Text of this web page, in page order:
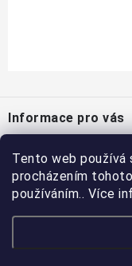
Tento web používá
procházením
používáním.. Více
pInformace pro vás
Obchodní podmínky
Podmínky ochrany
Blog
Jak zachytit dešťovou
Facebook
Přijímáme online